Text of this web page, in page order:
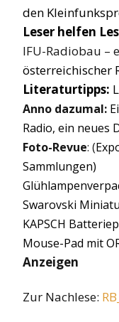
den
Leser helfen
IFU-Radiobau –
österreichischer
Literaturtipps:
Anno dazumal:
Radio, ein neues
Foto-Revue: (
Sammlungen)
Swarovski
KAPSCH
Mouse-Pad mit
Anzeigen
Zur Nachlese: RB